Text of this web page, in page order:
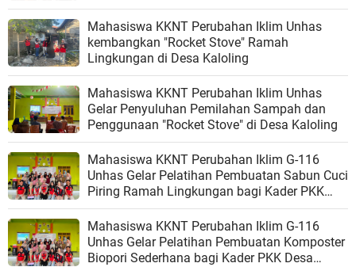
Mahasiswa KKNT Perubahan Iklim Unhas
kembangkan "Rocket Stove" Ramah
Lingkungan di Desa Kaloling
Mahasiswa KKNT Perubahan Iklim Unhas
Gelar Penyuluhan Pemilahan Sampah dan
Penggunaan "Rocket Stove" di Desa Kaloling
Mahasiswa KKNT Perubahan Iklim G-116
Unhas Gelar Pelatihan Pembuatan Sabun Cuci
Piring Ramah Lingkungan bagi Kader PKK
Desa Kaloling
Mahasiswa KKNT Perubahan Iklim G-116
Unhas Gelar Pelatihan Pembuatan Komposter
Biopori Sederhana bagi Kader PKK Desa